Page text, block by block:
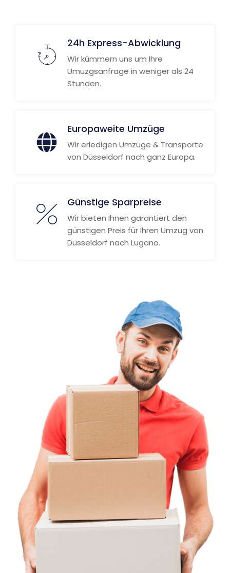
24h Express-Abwicklung
Wir kümmern uns um Ihre
Umuzgsanfrage in weniger als 24
Stunden.
Europaweite Umzüge
Wir erledigen Umzüge & Transporte
von Düsseldorf nach ganz Europa.
Günstige Sparpreise
Wir bieten Ihnen garantiert den
günstigen Preis für Ihren Umzug von
Düsseldorf nach Lugano.